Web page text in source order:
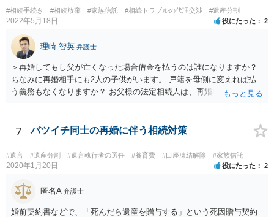
#相続手続き #相続放棄 #家族信託 #相続トラブルの代理交渉 #遺産分割
2022年5月18日 役にたった 2
理崎 智英 弁護士
＞再婚してもし父が亡くなった場合借金を払うのは誰になりますか？
ちなみに再婚相手にも2人の子供がいます。 戸籍を母側に変えれば払
う義務もなくなりますか？ お父様の法定相続人は、再婚相手とご相談
戸籍がどこにあるのかは関係ありません。 ただし、お父様が亡くなっ
たことを知ってから３か月以内に家庭裁判所にて「相続放棄」の手続
7 バツイチ同士の再婚に伴う相続対策
#遺言 #遺産分割 #遺言執行者の選任 #養育費 #口座凍結解除 #家族信託
2020年1月20日 役にたった 2
匿名A 弁護士
婚前契約書などで、「死んだら遺産を贈与する」という死因贈与契約